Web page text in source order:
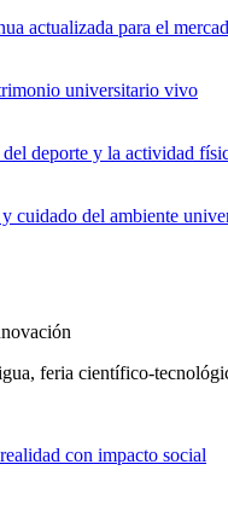
actualizada para el
universitario vivo
deporte y la actividad
cuidado del ambiente
feria científico-
con impacto social